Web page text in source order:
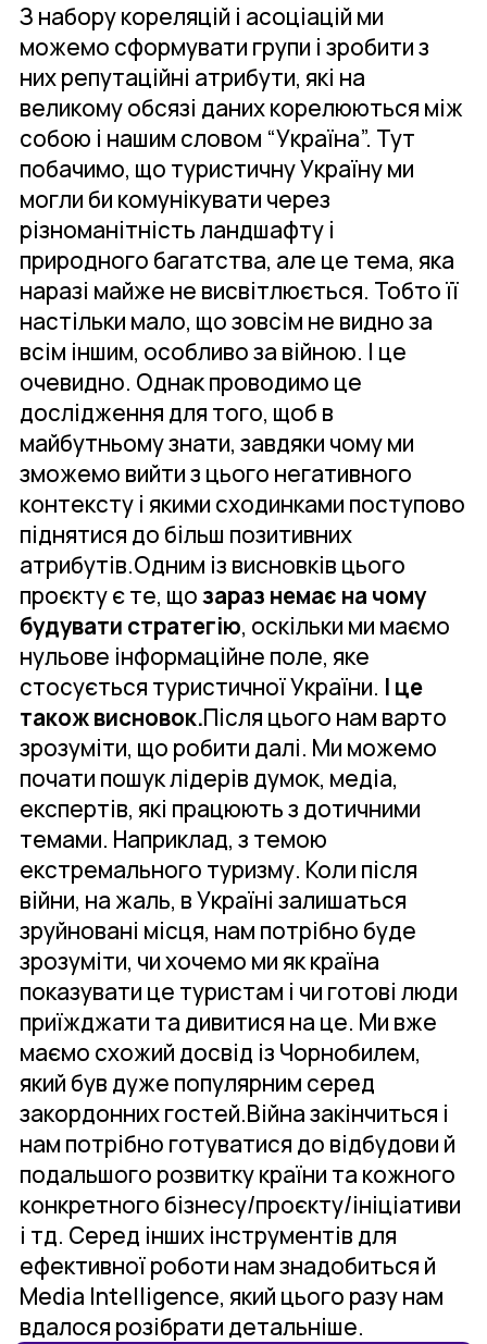
З набору кореляцій і асоціацій ми
можемо сформувати групи і зробити з
них репутаційні атрибути, які на
великому обсязі даних корелюються між
собою і нашим словом “Україна”. Тут
побачимо, що туристичну Україну ми
могли би комунікувати через
різноманітність ландшафту і
природного багатства, але це тема, яка
наразі майже не висвітлюється. Тобто її
настільки мало, що зовсім не видно за
всім іншим, особливо за війною. І це
очевидно. Однак проводимо це
дослідження для того, щоб в
майбутньому знати, завдяки чому ми
зможемо вийти з цього негативного
контексту і якими сходинками поступово
піднятися до більш позитивних
атрибутів.Одним із висновків цього
проєкту є те, щозараз немає на чому
будувати стратегію, оскільки ми маємо
нульове інформаційне поле, яке
стосується туристичної України. І це
також висновок.Після цього нам варто
зрозуміти, що робити далі. Ми можемо
почати пошук лідерів думок, медіа,
експертів, які працюють з дотичними
темами. Наприклад, з темою
екстремального туризму. Коли після
війни, на жаль, в Україні залишаться
зруйновані місця, нам потрібно буде
зрозуміти, чи хочемо ми як країна
показувати це туристам і чи готові люди
приїжджати та дивитися на це. Ми вже
маємо схожий досвід із Чорнобилем,
який був дуже популярним серед
закордонних гостей.Війна закінчиться і
нам потрібно готуватися до відбудови й
подальшого розвитку країни та кожного
конкретного бізнесу/проєкту/ініціативи
і тд. Серед інших інструментів для
ефективної роботи нам знадобиться й
Media Intelligence, який цього разу нам
вдалося розібрати детальніше.